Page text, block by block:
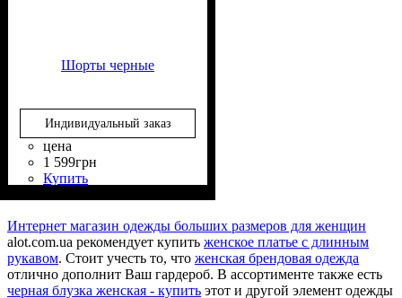
Шорты черные
Индивидуальный заказ
цена
1 599грн
Купить
Эластан
Интернет магазин одежды больших размеров для женщин
alot.com.ua рекомендует купить женское платье с длинным
рукавом. Стоит учесть то, что женская брендовая одежда
отлично дополнит Ваш гардероб. В ассортименте также есть
черная блузка женская - купить этот и другой элемент одежды